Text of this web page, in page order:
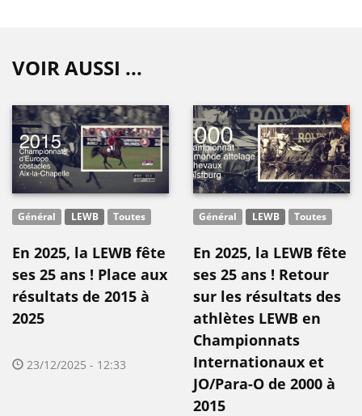
VOIR AUSSI ...
Général LEWB Toutes
En 2025, la LEWB fête
ses 25 ans ! Place aux
résultats de 2015 à
2025
23/12/2025 - 12:33
Général LEWB Toutes
En 2025, la LEWB fête
ses 25 ans ! Retour
sur les résultats des
athlètes LEWB en
Championnats
Internationaux et
JO/Para-O de 2000 à
2015